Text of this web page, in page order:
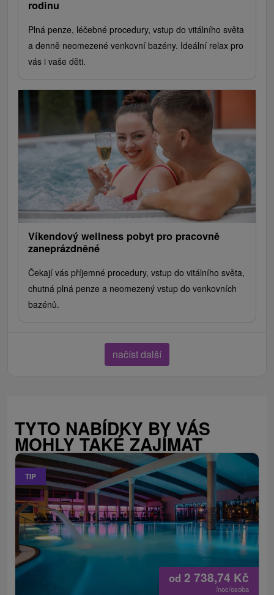
rodinu
Plná penze, léčebné procedury, vstup do vitálního světa
a denně neomezené venkovní bazény. Ideální relax pro
vás i vaše děti.
Víkendový wellness pobyt pro pracovně
zaneprázdněné
Čekají vás příjemné procedury, vstup do vitálního světa,
chutná plná penze a neomezený vstup do venkovních
bazénů.
načíst další
TYTO NABÍDKY BY VÁS
MOHLY TAKÉ ZAJÍMAT
TIP
od 2 738,74 Kč
/noc/osoba